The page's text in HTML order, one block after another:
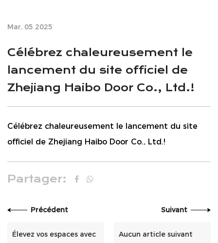
Mar, 05 2025
Célébrez chaleureusement le
lancement du site officiel de
Zhejiang Haibo Door Co., Ltd.!
Célébrez chaleureusement le lancement du site
officiel de Zhejiang Haibo Door Co., Ltd.!
Partager:
Précédent
Élevez vos espaces avec
Suivant
Aucun article suivant